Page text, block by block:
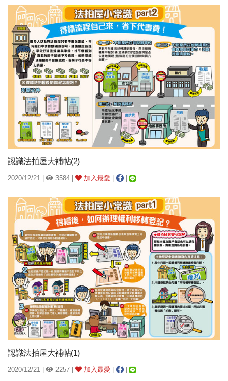
認識法拍屋大補帖(2)
2020/12/21 | 3584 | 加入最愛 | |
認識法拍屋大補帖(1)
2020/12/21 | 2257 | 加入最愛